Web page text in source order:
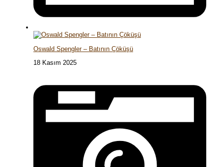
Oswald Spengler – Batının Çöküşü
18 Kasım 2025